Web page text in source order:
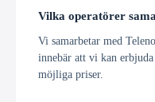
Vilka operatörer
Vi samarbetar med
innebär att vi kan
möjliga priser.